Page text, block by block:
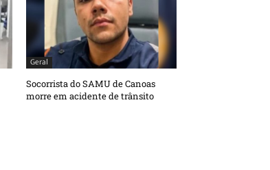
Geral
Socorrista do SAMU de Canoas
morre em acidente de trânsito